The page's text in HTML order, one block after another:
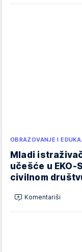
OBRAZOVANJE I EDUKA…
Mladi
učešće u EKO-
civilnom
Komentariši